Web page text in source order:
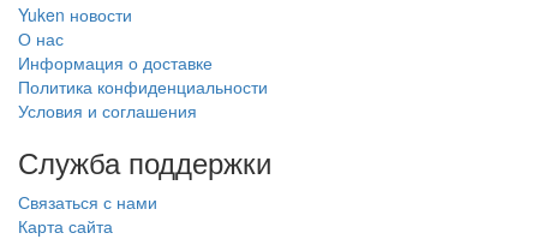
Yuken новости
О нас
Информация о доставке
Политика конфиденциальности
Условия и соглашения
Служба поддержки
Связаться с нами
Карта сайта